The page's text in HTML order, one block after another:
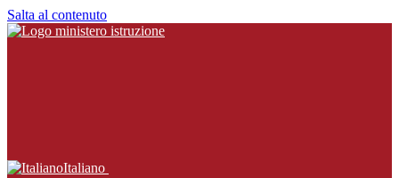
Salta al contenuto
Italiano